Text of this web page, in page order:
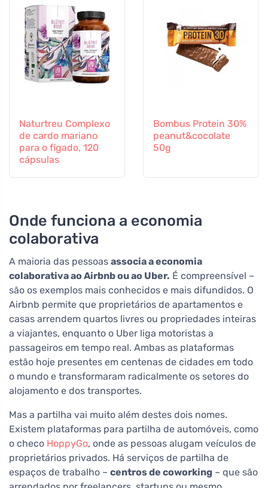
Naturtreu Complexo
de cardo mariano
para o fígado, 120
cápsulas
Bombus Protein 30%
peanut&cocolate
50g
Onde funciona a economia
colaborativa
A maioria das pessoas associa a economia
colaborativa ao Airbnb ou ao Uber. É compreensível –
são os exemplos mais conhecidos e mais difundidos. O
Airbnb permite que proprietários de apartamentos e
casas arrendem quartos livres ou propriedades inteiras
a viajantes, enquanto o Uber liga motoristas a
passageiros em tempo real. Ambas as plataformas
estão hoje presentes em centenas de cidades em todo
o mundo e transformaram radicalmente os setores do
alojamento e dos transportes.
Mas a partilha vai muito além destes dois nomes.
Existem plataformas para partilha de automóveis, como
o checo HoppyGo, onde as pessoas alugam veículos de
proprietários privados. Há serviços de partilha de
espaços de trabalho – centros de coworking – que são